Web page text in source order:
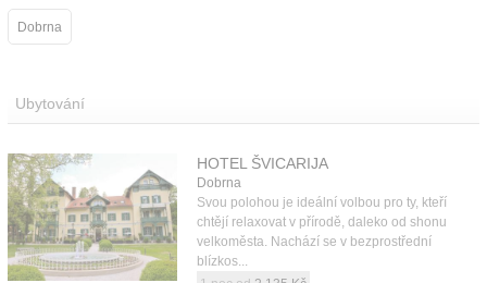
Dobrna
Ubytování
HOTEL ŠVICARIJA
Dobrna
Svou polohou je ideální volbou pro ty, kteří
chtějí relaxovat v přírodě, daleko od shonu
velkoměsta. Nachází se v bezprostřední
blízkos...